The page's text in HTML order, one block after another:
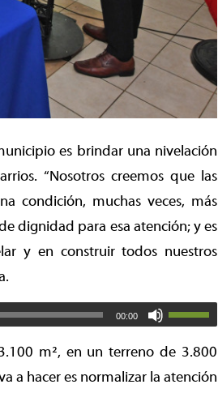
es brindar una nivelación
“Nosotros creemos que las
condición, muchas veces, más
dignidad para esa atención; y es
y en construir todos nuestros
00:00
m², en un terreno de 3.800
a hacer es normalizar la atención